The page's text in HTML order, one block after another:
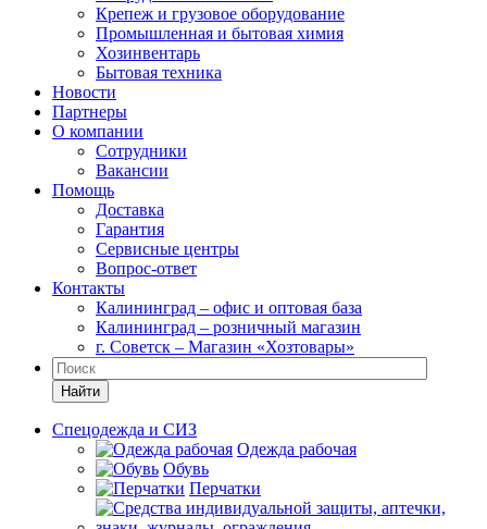
Крепеж и грузовое оборудование
Промышленная и бытовая химия
Хозинвентарь
Бытовая техника
Новости
Партнеры
О компании
Сотрудники
Вакансии
Помощь
Доставка
Гарантия
Сервисные центры
Вопрос-ответ
Контакты
Калининград – офис и оптовая база
Калининград – розничный магазин
г. Советск – Магазин «Хозтовары»
Найти
Спецодежда и СИЗ
Одежда рабочая
Обувь
Перчатки